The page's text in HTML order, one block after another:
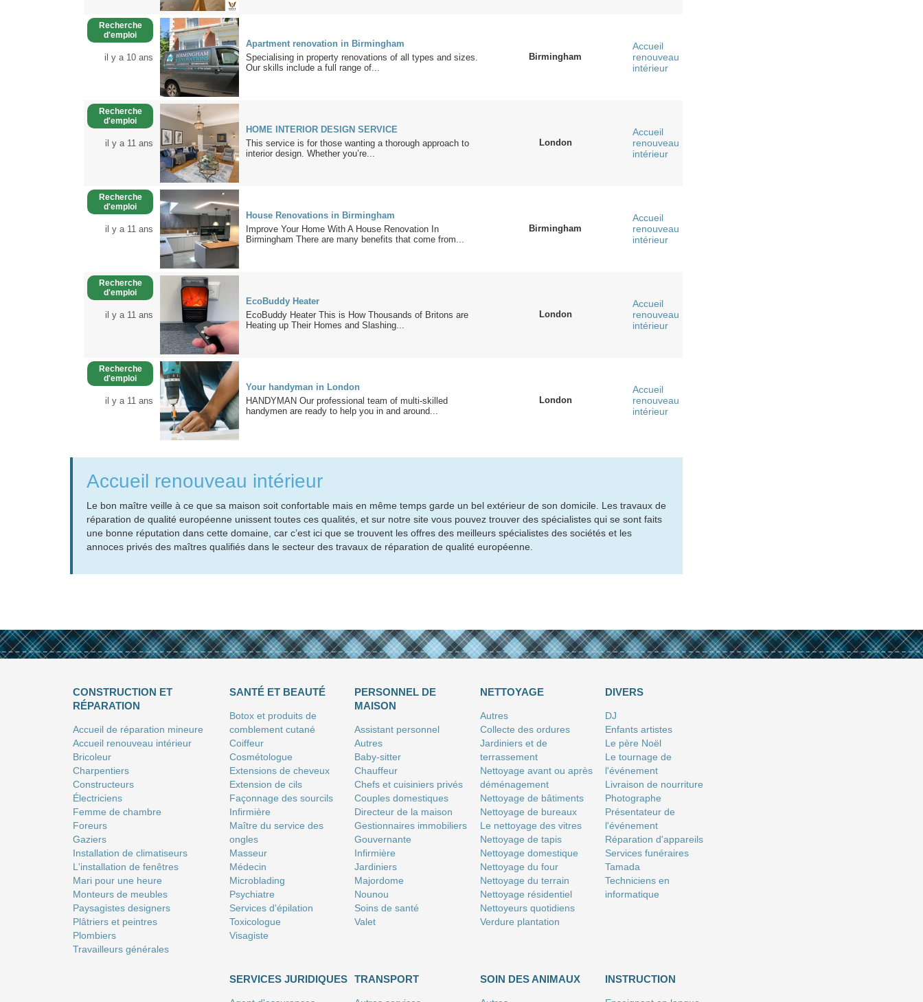
Recherche
d'emploi
il y a 10 ans
Apartment renovation in Birmingham
Specialising in property renovations of all types and sizes.
Our skills include a full range of...
Birmingham
Accueil
renouveau
intérieur
Recherche
d'emploi
il y a 11 ans
HOME INTERIOR DESIGN SERVICE
This service is for those wanting a thorough approach to
interior design. Whether you’re...
London
Accueil
renouveau
intérieur
Recherche
d'emploi
il y a 11 ans
House Renovations in Birmingham
Improve Your Home With A House Renovation In
Birmingham There are many benefits that come from...
Birmingham
Accueil
renouveau
intérieur
Recherche
d'emploi
il y a 11 ans
EcoBuddy Heater
EcoBuddy Heater This is How Thousands of Britons are
Heating up Their Homes and Slashing...
London
Accueil
renouveau
intérieur
Recherche
d'emploi
il y a 11 ans
Your handyman in London
HANDYMAN Our professional team of multi-skilled
handymen are ready to help you in and around...
London
Accueil
renouveau
intérieur
Accueil renouveau intérieur
Le bon maître veille à ce que sa maison soit confortable mais en même temps garde un bel extérieur de son domicile. Les travaux de
réparation de qualité européenne unissent toutes ces qualités, et sur notre site vous pouvez trouver des spécialistes qui se sont faits
une bonne réputation dans cette domaine, car c’est ici que se trouvent les offres des meilleurs spécialistes des sociétés et les
annoces privés des maîtres qualifiés dans le secteur des travaux de réparation de qualité européenne.
CONSTRUCTION ET
RÉPARATION
Accueil de réparation mineure
Accueil renouveau intérieur
Bricoleur
Charpentiers
Constructeurs
Électriciens
Femme de chambre
Foreurs
Gaziers
Installation de climatiseurs
L'installation de fenêtres
Mari pour une heure
Monteurs de meubles
Paysagistes designers
Plâtriers et peintres
Plombiers
Travailleurs générales
SANTÉ ET BEAUTÉ
Botox et produits de
comblement cutané
Coiffeur
Сosmétologue
Extensions de cheveux
Extension de cils
Façonnage des sourcils
Infirmière
Maître du service des
ongles
Masseur
Médecin
Microblading
Psychiatre
Services d'épilation
Toxicologue
Visagiste
PERSONNEL DE
MAISON
Assistant personnel
Autres
Baby-sitter
Chauffeur
Chefs et cuisiniers privés
Couples domestiques
Directeur de la maison
Gestionnaires immobiliers
Gouvernante
Infirmière
Jardiniers
Majordome
Nounou
Soins de santé
Valet
NETTOYAGE
Autres
Collecte des ordures
Jardiniers et de
terrassement
Nettoyage avant ou après
déménagement
Nettoyage de bâtiments
Nettoyage de bureaux
Le nettoyage des vitres
Nettoyage de tapis
Nettoyage domestique
Nettoyage du four
Nettoyage du terrain
Nettoyage résidentiel
Nettoyeurs quotidiens
Verdure plantation
DIVERS
DJ
Enfants artistes
Le père Noël
Le tournage de
l'événement
Livraison de nourriture
Photographe
Présentateur de
l'événement
Réparation d'appareils
Services funéraires
Tamada
Techniciens en
informatique
SERVICES JURIDIQUES TRANSPORT SOIN DES ANIMAUX INSTRUCTION